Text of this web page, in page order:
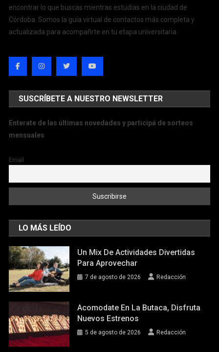
encontrar lo que buscas mientras estudias en la ciudad de
Córdoba. Somos la guía virtual de contactos más completa y
actualizada para acompañrte en tu etapa universitaria.
SUSCRÍBETE A NUESTRO NEWSLETTER
Enterate de las últimas novedades y participá de sorteos
mensuales
Email
LO MÁS LEÍDO
Un Mix De Actividades Divertidas
Para Aprovechar
7 de agosto de 2026 Redacción
Acomodate En La Butaca, Disfruta
Nuevos Estrenos
5 de agosto de 2026 Redacción